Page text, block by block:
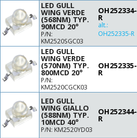
LED GULL
WING VERDE
(568NM) TYP.
90MCD 20°
P/N:
KM2520SGC03
OH252334-
R
alt.:
OH252335-R
LED GULL
WING VERDE
(570NM) TYP.
800MCD 20°
P/N:
KM2520CGCK03
OH252335-
R
LED GULL
WING GIALLO
(588NM) TYP.
10MCD 40°
P/N: KM2520YD03
OH252344-
R